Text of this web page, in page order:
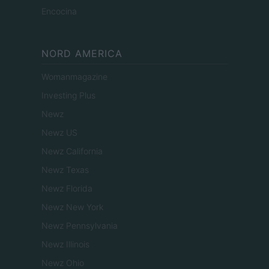
Encocina
NORD AMERICA
Womanmagazine
Investing Plus
Newz
Newz US
Newz California
Newz Texas
Newz Florida
Newz New York
Newz Pennsylvania
Newz Illinois
Newz Ohio